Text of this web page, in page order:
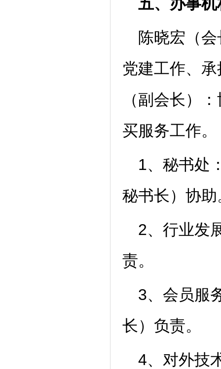
陈晓宏（
党建工作、
（副会长）
买服务工作。
1、秘书处
秘书长）协助
2、行业发
责。
3、会员服
长）负责。
4、对外技